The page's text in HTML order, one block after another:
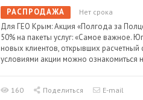
РАСПРОДАЖА Нет срока
Для ГЕО Крым: Акция «Полгода за
50% на пакеты услуг: «Самое важное.
новых клиентов, открывших расчетный
условиями акции можно ознакомиться
160 Поделиться E-mail